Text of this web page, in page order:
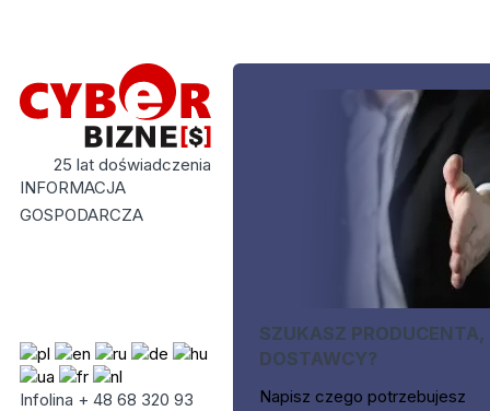
25 lat doświadczenia
INFORMACJA
GOSPODARCZA
Infolina + 48 68 320 93
SZUKASZ PRODUCENTA,
DOSTAWCY?
Napisz czego potrzebujesz